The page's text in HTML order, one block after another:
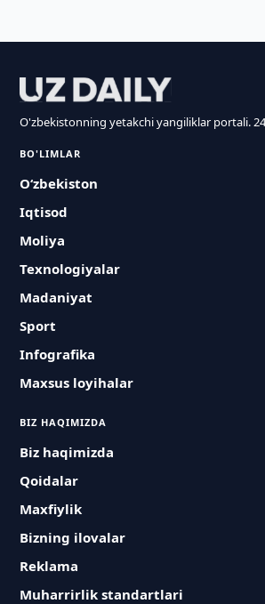
O'zbekistonning yetakchi yangiliklar portali.
BO'LIMLAR
O‘zbekiston
Iqtisod
Moliya
Texnologiyalar
Madaniyat
Sport
Infografika
Maxsus loyihalar
BIZ HAQIMIZDA
Biz haqimizda
Qoidalar
Maxfiylik
Bizning ilovalar
Reklama
Muharrirlik standartlari